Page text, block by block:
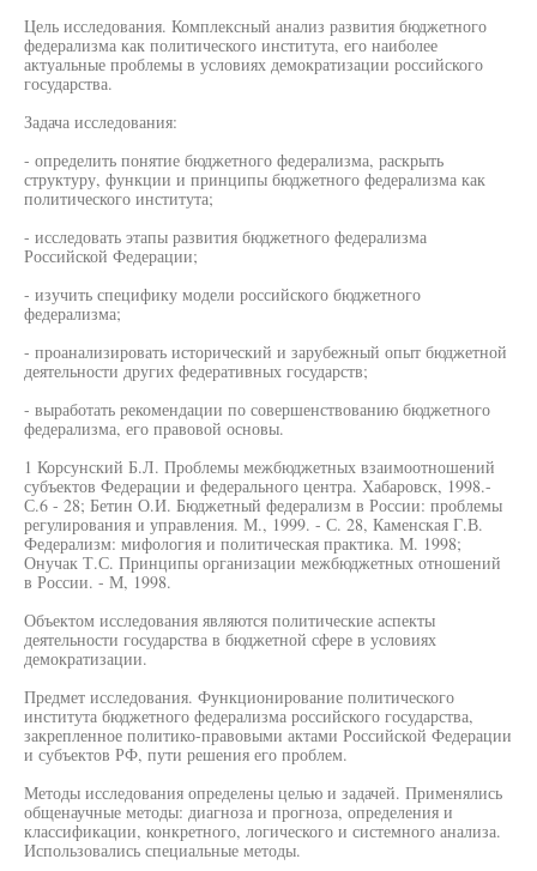
Цель исследования. Комплексный анализ развития бюджетного
федерализма как политического института, его наиболее
актуальные проблемы в условиях демократизации российского
государства.
Задача исследования:
- определить понятие бюджетного федерализма, раскрыть
структуру, функции и принципы бюджетного федерализма как
политического института;
- исследовать этапы развития бюджетного федерализма
Российской Федерации;
- изучить специфику модели российского бюджетного
федерализма;
- проанализировать исторический и зарубежный опыт бюджетной
деятельности других федеративных государств;
- выработать рекомендации по совершенствованию бюджетного
федерализма, его правовой основы.
1 Корсунский Б.Л. Проблемы межбюджетных взаимоотношений
субъектов Федерации и федерального центра. Хабаровск, 1998.-
С.6 - 28; Бетин О.И. Бюджетный федерализм в России: проблемы
регулирования и управления. М., 1999. - С. 28, Каменская Г.В.
Федерализм: мифология и политическая практика. М. 1998;
Онучак Т.С. Принципы организации межбюджетных отношений
в России. - М, 1998.
Объектом исследования являются политические аспекты
деятельности государства в бюджетной сфере в условиях
демократизации.
Предмет исследования. Функционирование политического
института бюджетного федерализма российского государства,
закрепленное политико-правовыми актами Российской Федерации
и субъектов РФ, пути решения его проблем.
Методы исследования определены целью и задачей. Применялись
общенаучные методы: диагноза и прогноза, определения и
классификации, конкретного, логического и системного анализа.
Использовались специальные методы.